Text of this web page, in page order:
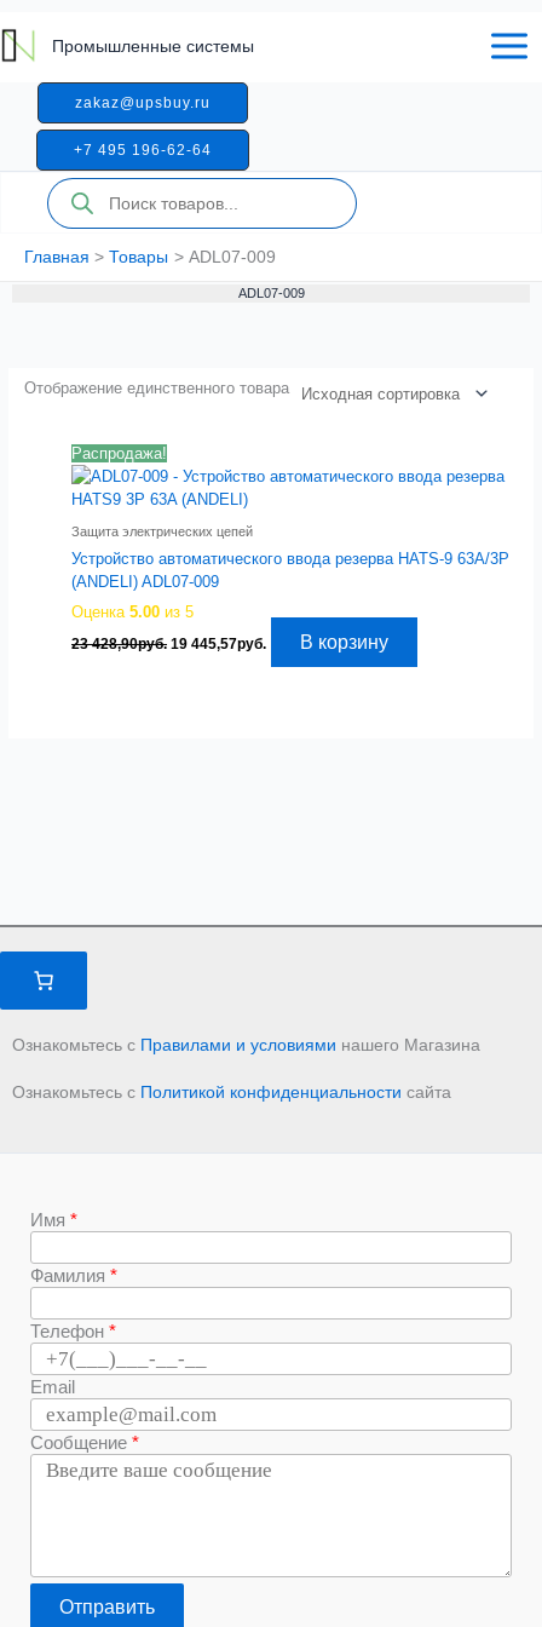
к
содержимому
Промышленные системы
zakaz@upsbuy.ru
+7 495 196-62-64
Поиск
товаров
Главная Товары ADL07-009
ADL07-009
Отображение единственного товара
Распродажа!
Защита электрических цепей
Устройство автоматического ввода резерва HATS-9 63A/3P
(ANDELI) ADL07-009
Оценка5.00 из 5
23 428,90руб. Первоначальная
19 445,57руб. ТекущаяВ корзину
Ознакомьтесь с Правилами и условиями нашего Магазина
Ознакомьтесь с Политикой конфиденциальности сайта
Имя
Фамилия
Телефон
Email
Сообщение
Отправить